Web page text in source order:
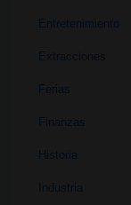
Entretenimiento
Extracciones
Ferias
Finanzas
Historia
Industria